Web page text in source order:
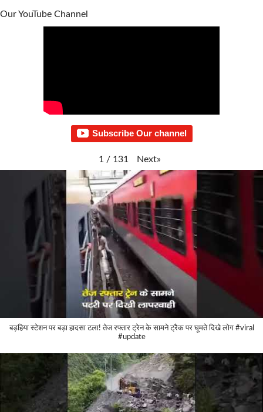
Our YouTube Channel
Subscribe Our channel
1 / 131 Next»
बड़हिया स्टेशन पर बड़ा हादसा टला! तेज रफ्तार ट्रेन के सामने ट्रैक पर घूमते दिखे लोग #viral
#update